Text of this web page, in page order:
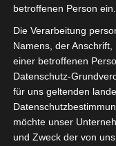
betroffenen Person ein.
Die Verarbeitung
Namens, der
einer betroffenen
Datenschutz-
für uns geltenden
möchte unser
und Zweck der von